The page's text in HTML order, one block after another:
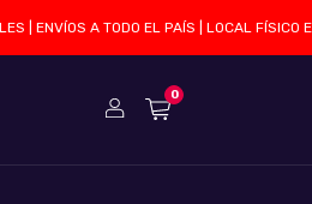
A TODO EL PAÍS | LOCAL FÍSICO EN
0